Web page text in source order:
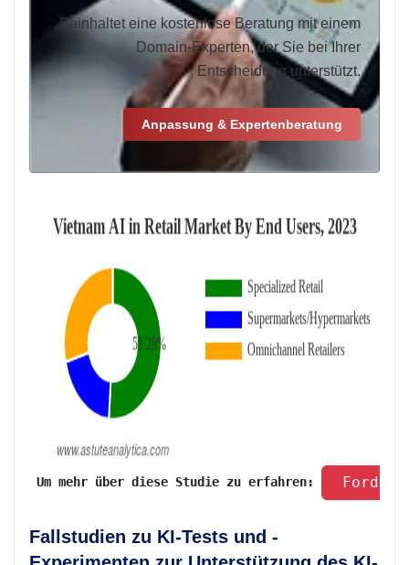
Beinhaltet eine kostenlose Beratung mit einem
Domain-Experten, der Sie bei Ihrer
Entscheidung unterstützt.
Anpassung & Expertenberatung
Um mehr über diese Studie zu erfahren:
Fallstudien zu KI-Tests und -